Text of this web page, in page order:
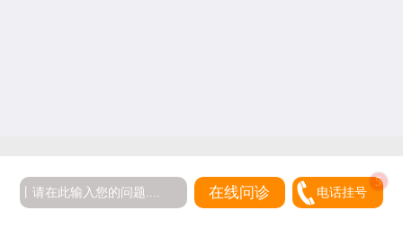
在线问诊 电话挂号
5